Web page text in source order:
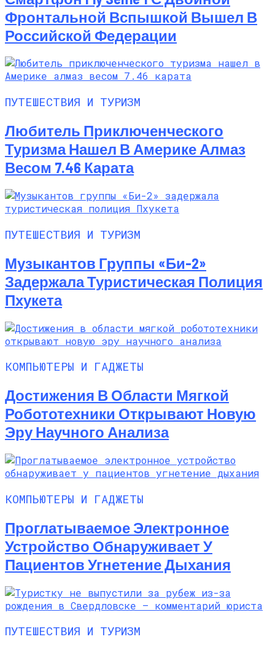
Фронтальной Вспышкой Вышел В
Российской Федерации
ПУТЕШЕСТВИЯ И ТУРИЗМ
Любитель Приключенческого
Туризма Нашел В Америке Алмаз
Весом 7.46 Карата
ПУТЕШЕСТВИЯ И ТУРИЗМ
Музыкантов Группы «Би-2»
Задержала Туристическая Полиция
Пхукета
КОМПЬЮТЕРЫ И ГАДЖЕТЫ
Достижения В Области Мягкой
Робототехники Открывают Новую
Эру Научного Анализа
КОМПЬЮТЕРЫ И ГАДЖЕТЫ
Проглатываемое Электронное
Устройство Обнаруживает У
Пациентов Угнетение Дыхания
ПУТЕШЕСТВИЯ И ТУРИЗМ